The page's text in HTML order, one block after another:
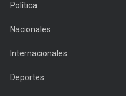
Política
Nacionales
Internacionales
Deportes